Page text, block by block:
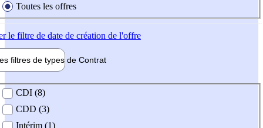
Toutes les offres
le filtre de date de création de l'offre
filtres de types de Contrat
contrat
CDI (8)
CDD (3)
Intérim (1)